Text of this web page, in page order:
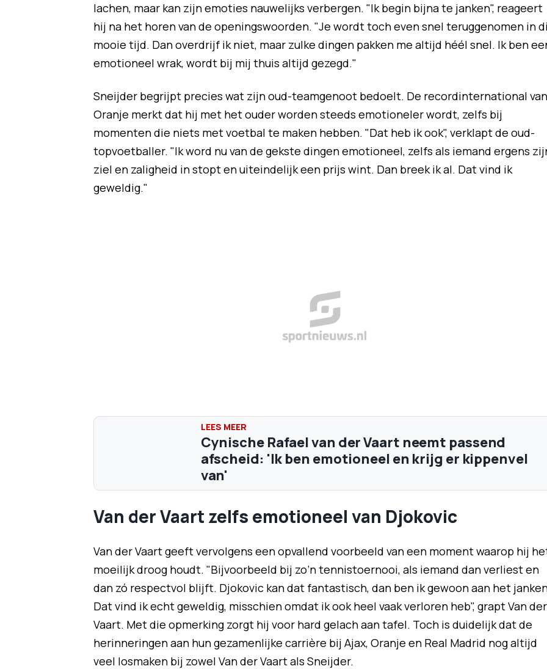
lachen, maar kan zijn emoties nauwelijks verbergen. "Ik begin bijna te janken", reageert
hij na het horen van de openingswoorden. "Je wordt toch even snel teruggenomen in
mooie tijd. Dan overdrijf ik niet, maar zulke dingen pakken me altijd héél snel. Ik ben
emotioneel wrak, wordt bij mij thuis altijd gezegd."
Sneijder begrijpt precies wat zijn oud-teamgenoot bedoelt. De recordinternational van
Oranje merkt dat hij met het ouder worden steeds emotioneler wordt, zelfs bij
momenten die niets met voetbal te maken hebben. "Dat heb ik ook", verklapt de oud-
topvoetballer. "Ik word nu van de gekste dingen emotioneel, zelfs als iemand ergens
ziel en zaligheid in stopt en uiteindelijk een prijs wint. Dan breek ik al. Dat vind ik
geweldig."
Cynische Rafael van der Vaart neemt passend
afscheid: 'Ik ben emotioneel en krijg er kippenvel
van'
Van der Vaart zelfs emotioneel van Djokovic
Van der Vaart geeft vervolgens een opvallend voorbeeld van een moment waarop hij
moeilijk droog houdt. "Bijvoorbeeld bij zo’n tennistoernooi, als iemand dan verliest en
dan zó respectvol blijft. Djokovic kan dat fantastisch, dan ben ik gewoon aan het
Dat vind ik echt geweldig, misschien omdat ik ook heel vaak verloren heb", grapt Van der
Vaart. Met die opmerking zorgt hij voor hard gelach aan tafel. Toch is duidelijk dat de
herinneringen aan hun gezamenlijke carrière bij Ajax, Oranje en Real Madrid nog altijd
veel losmaken bij zowel Van der Vaart als Sneijder.